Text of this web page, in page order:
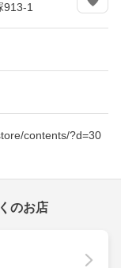
913-1
contents/?d=30
のお店